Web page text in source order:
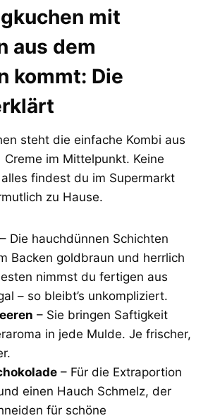
mit
aus dem
kommt: Die
steht die einfache Kombi aus
Creme im Mittelpunkt. Keine
findest du im Supermarkt
zu Hause.
– Die hauchdünnen Schichten
Backen goldbraun und herrlich
nimmst du fertigen aus
– so bleibt’s unkompliziert.
– Sie bringen Saftigkeit
in jede Mulde. Je frischer,
– Für die Extraportion
einen Hauch Schmelz, der
für schöne